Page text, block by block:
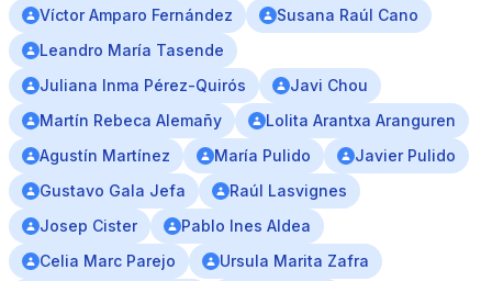
Víctor Amparo Fernández
Susana Raúl Cano
Leandro María Tasende
Juliana Inma Pérez-Quirós
Javi Chou
Martín Rebeca Alemañy
Lolita Arantxa Aranguren
Agustín Martínez
María Pulido
Javier Pulido
Gustavo Gala Jefa
Raúl Lasvignes
Josep Cister
Pablo Ines Aldea
Celia Marc Parejo
Ursula Marita Zafra